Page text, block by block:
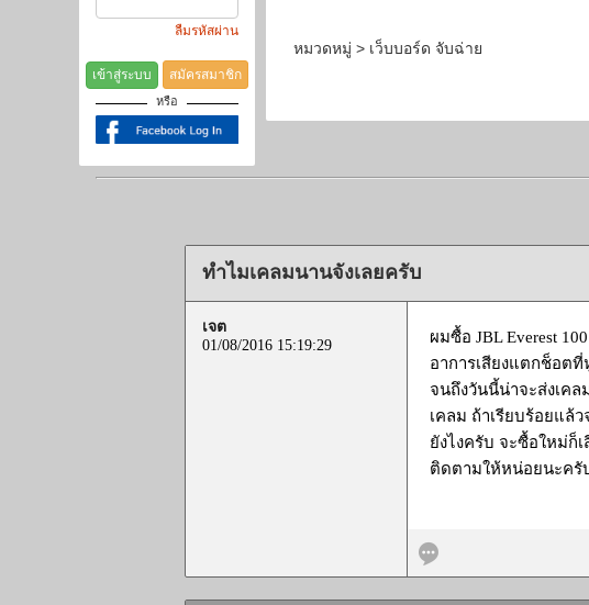
ลืมรหัสผ่าน
เข้าสู่ระบบ สมัครสมาชิก
หรือ
หมวดหมู่ > เว็บบอร์ด จับฉ่าย
ทำไมเคลมนานจังเลยครับ
เจต
01/08/2016 15:19:29
ผมซื้อ JBL Everest
อาการเสียงแตกช็อต
จนถึงวันนี้น่าจะส่งเค
เคลม ถ้าเรียบร้อยแล้
ยังไงครับ จะซื้อใหม่ก็
ติดตามให้หน่อยนะครั